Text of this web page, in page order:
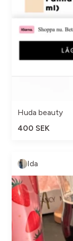
Huda beauty
400 SEK
Ida